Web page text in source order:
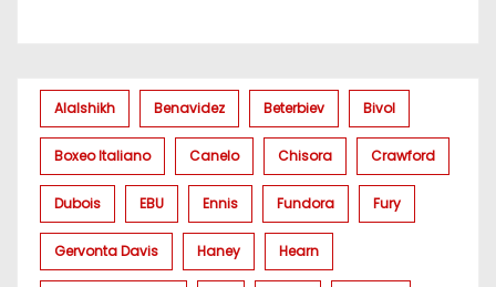
Alalshikh Benavidez Beterbiev Bivol
Boxeo Italiano Canelo Chisora Crawford
Dubois EBU Ennis Fundora Fury
Gervonta Davis Haney Hearn